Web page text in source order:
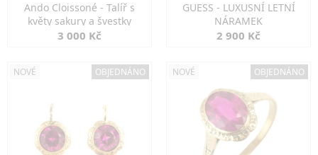
Ando Cloissoné - Talíř s
květy sakury a švestky
3 000 Kč
GUESS - LUXUSNÍ LETNÍ
NÁRAMEK
2 900 Kč
NOVÉ OBJEDNÁNO NOVÉ OBJEDNÁNO